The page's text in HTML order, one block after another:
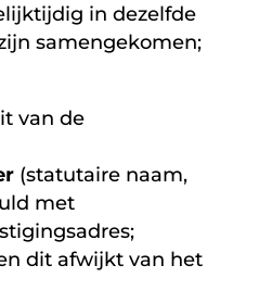
in dezelfde
samengekomen;
van de
(statutaire naam,
met
dit afwijkt van het